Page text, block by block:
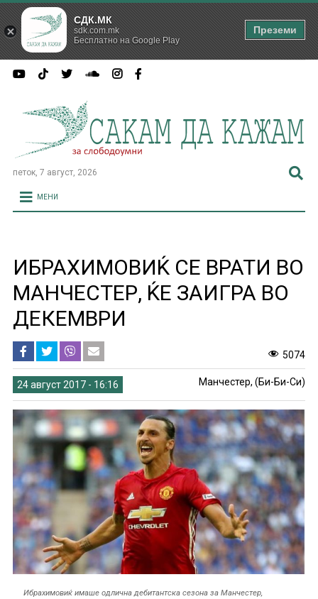
петок, 7 август, 2026
МЕНИ
ИБРАХИМОВИЌ СЕ ВРАТИ ВО
МАНЧЕСТЕР, ЌЕ ЗАИГРА ВО
ДЕКЕМВРИ
5074
24 август 2017 - 16:16 Манчестер, (Би-Би-Си)
Ибрахимовиќ имаше одлична дебитантска сезона за Манчестер,
СДК.МК
sdk.com.mk
Бесплатно на Google Play
Преземи